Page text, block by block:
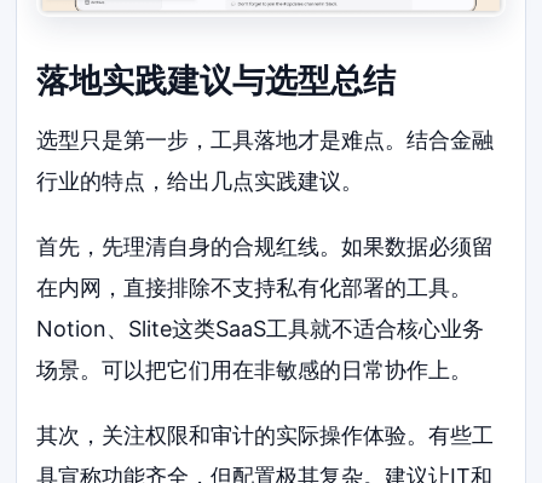
落地实践建议与选型总结
选型只是第一步，工具落地才是难点。结合金融
行业的特点，给出几点实践建议。
首先，先理清自身的合规红线。如果数据必须留
在内网，直接排除不支持私有化部署的工具。
Notion、Slite这类SaaS工具就不适合核心业务
场景。可以把它们用在非敏感的日常协作上。
其次，关注权限和审计的实际操作体验。有些工
具宣称功能齐全，但配置极其复杂。建议让IT和